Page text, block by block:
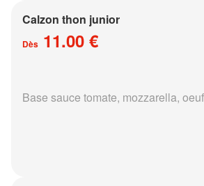
Calzon thon junior
Dès 11.00 €
Base sauce tomate, mozzarella,